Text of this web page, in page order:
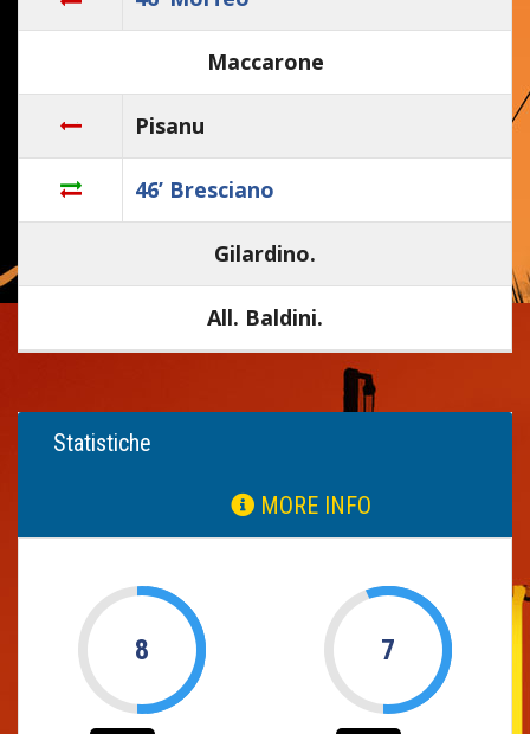
Maccarone
Pisanu
46’ Bresciano
Gilardino.
All. Baldini.
Statistiche
MORE INFO
8 7